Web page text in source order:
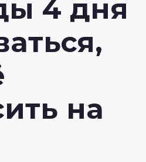
4 дня
на